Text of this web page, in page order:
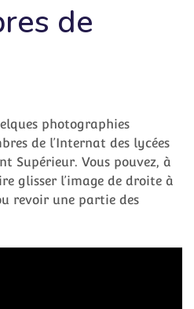
de
photographies
de l’Internat des lycées
Supérieur. Vous pouvez, à
glisser l’image de droite à
revoir une partie des